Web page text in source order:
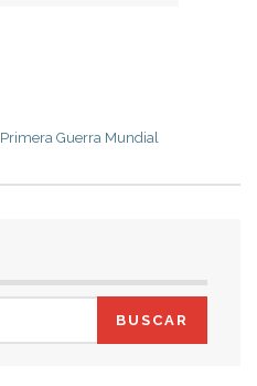
Primera Guerra Mundial